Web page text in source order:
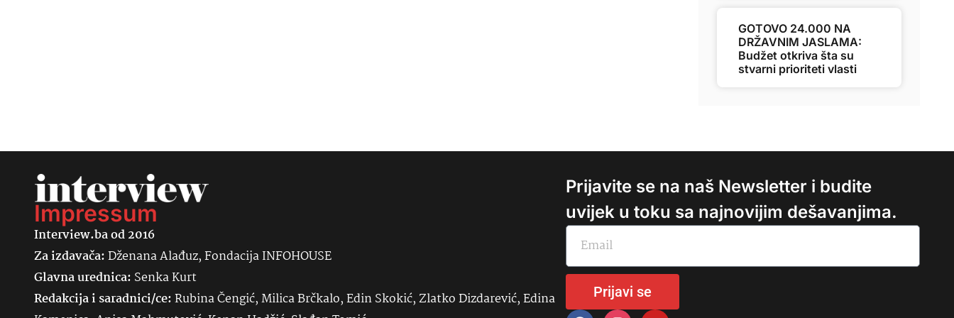
GOTOVO 24.000 NA
DRŽAVNIM JASLAMA:
Budžet otkriva šta su
stvarni prioriteti vlasti
Impressum
Interview.ba od 2016
Za izdavača:Dženana Alađuz, Fondacija INFOHOUSE
Glavna urednica: SenkaKurt
Redakcija i saradnici/ce:Rubina Čengić, Milica Brčkalo, Edin Skokić, Zlatko Dizdarević, Edina
Prijavite se na naš Newsletter i budite
uvijek u toku sa najnovijim dešavanjima.
Prijavi se